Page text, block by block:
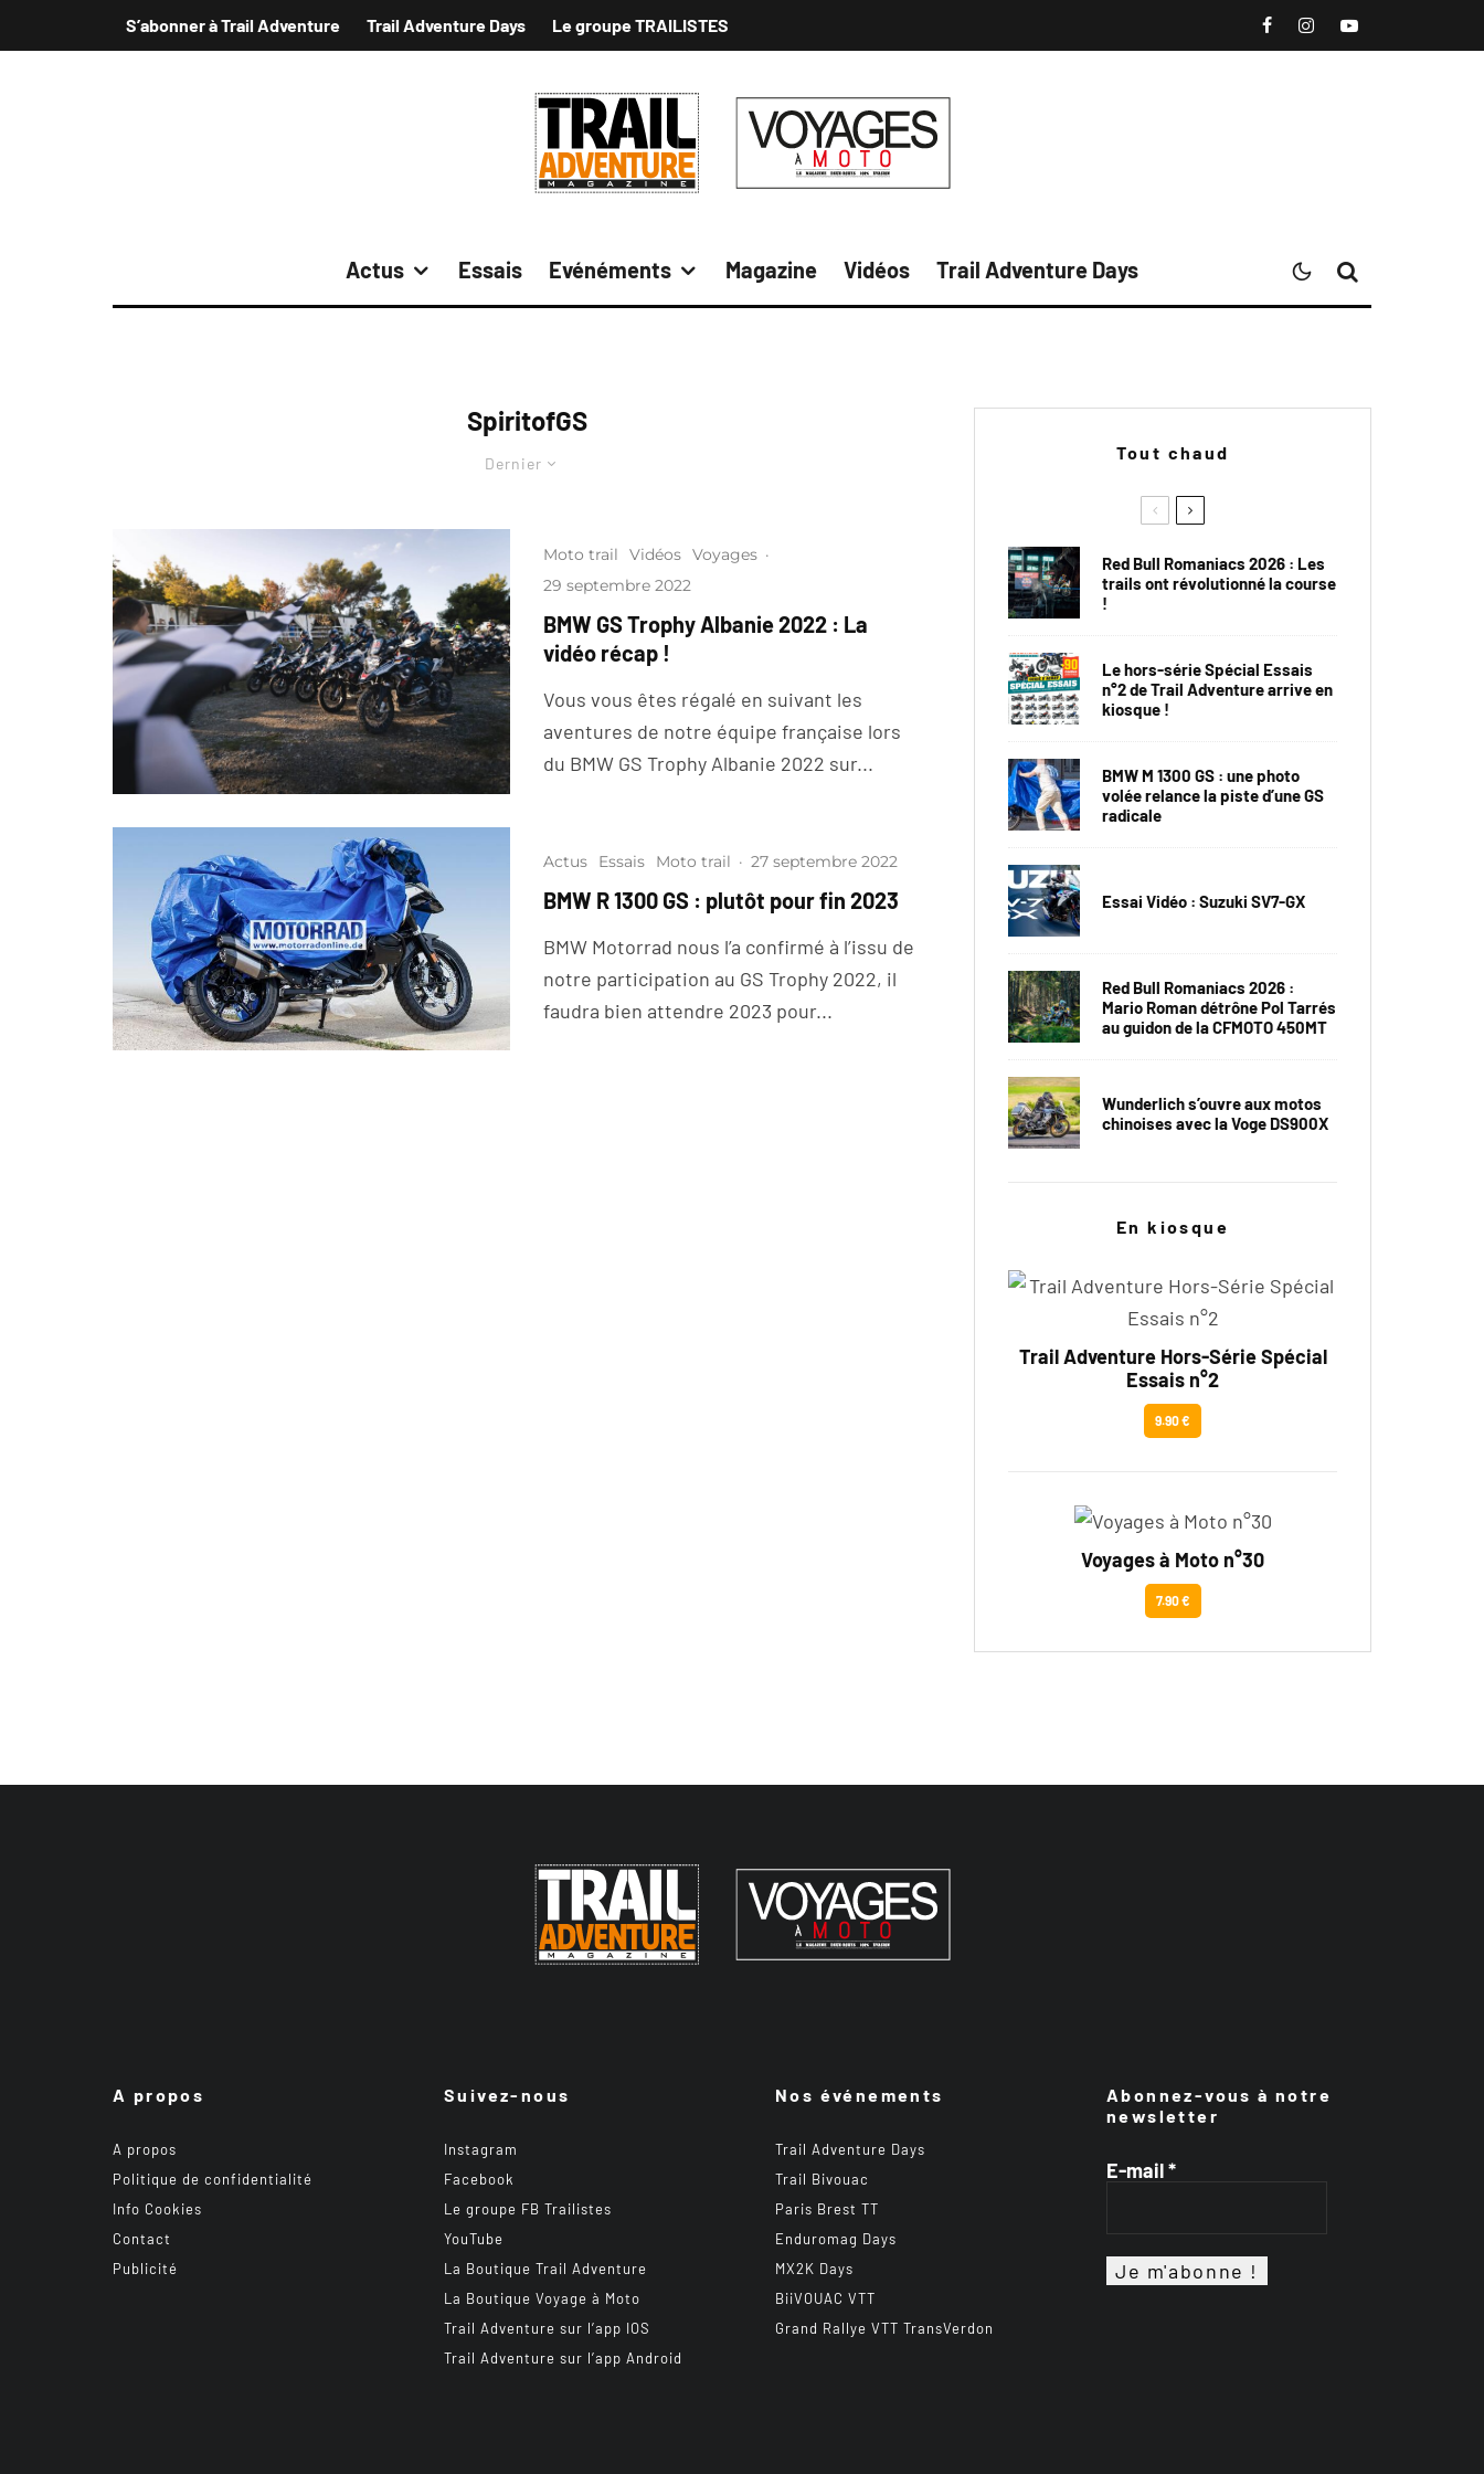
S’abonner à Trail Adventure Trail Adventure Days Le groupe TRAILISTES
Actus Essais Evénéments Magazine Vidéos Trail Adventure Days
SpiritofGS
Dernier
Moto trail Vidéos Voyages ·
29 septembre 2022
BMW GS Trophy Albanie 2022 : La
vidéo récap !
Vous vous êtes régalé en suivant les
aventures de notre équipe française lors
du BMW GS Trophy Albanie 2022 sur...
Actus Essais Moto trail · 27 septembre 2022
BMW R 1300 GS : plutôt pour fin 2023
BMW Motorrad nous l’a confirmé à l’issu de
notre participation au GS Trophy 2022, il
faudra bien attendre 2023 pour...
Tout chaud
Red Bull Romaniacs 2026 : Les
trails ont révolutionné la course
!
Le hors-série Spécial Essais
n°2 de Trail Adventure arrive en
kiosque !
BMW M 1300 GS : une photo
volée relance la piste d’une GS
radicale
Essai Vidéo : Suzuki SV7-GX
Red Bull Romaniacs 2026 :
Mario Roman détrône Pol Tarrés
au guidon de la CFMOTO 450MT
Wunderlich s’ouvre aux motos
chinoises avec la Voge DS900X
En kiosque
Trail Adventure Hors-Série Spécial
Essais n°2
9.90 €
Voyages à Moto n°30
7.90 €
A propos
A propos
Politique de confidentialité
Info Cookies
Contact
Publicité
Suivez-nous
Instagram
Facebook
Le groupe FB Trailistes
YouTube
La Boutique Trail Adventure
La Boutique Voyage à Moto
Trail Adventure sur l’app IOS
Trail Adventure sur l’app Android
Nos événements
Trail Adventure Days
Trail Bivouac
Paris Brest TT
Enduromag Days
MX2K Days
BiiVOUAC VTT
Grand Rallye VTT TransVerdon
Abonnez-vous à notre
newsletter
E-mail*